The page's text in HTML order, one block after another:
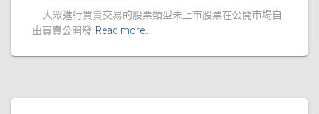
大眾進行買賣交易的股票類型未上市股票在公開市場自
由買賣公開發 Read more…